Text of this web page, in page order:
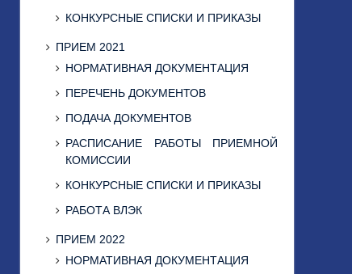
КОНКУРСНЫЕ СПИСКИ И ПРИКАЗЫ
ПРИЕМ 2021
НОРМАТИВНАЯ ДОКУМЕНТАЦИЯ
ПЕРЕЧЕНЬ ДОКУМЕНТОВ
ПОДАЧА ДОКУМЕНТОВ
РАСПИСАНИЕ РАБОТЫ ПРИЕМНОЙ
КОМИССИИ
КОНКУРСНЫЕ СПИСКИ И ПРИКАЗЫ
РАБОТА ВЛЭК
ПРИЕМ 2022
НОРМАТИВНАЯ ДОКУМЕНТАЦИЯ